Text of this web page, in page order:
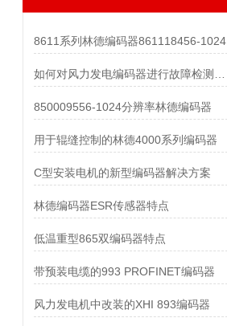
8611系列林德编码器861118456-1024
850009556-1024分辨率林德编码器
用于辊缝控制的林德4000系列编码器
C型安装电机的新型编码器解决方案
林德编码器ESR传感器特点
低温重型865双编码器特点
带预装电缆的993 PROFINET编码器
风力发电机中改装的XHI 893编码器